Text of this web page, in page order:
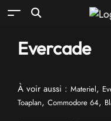
Evercade
À voir aussi : Materiel,
Toaplan, Commodore 64,